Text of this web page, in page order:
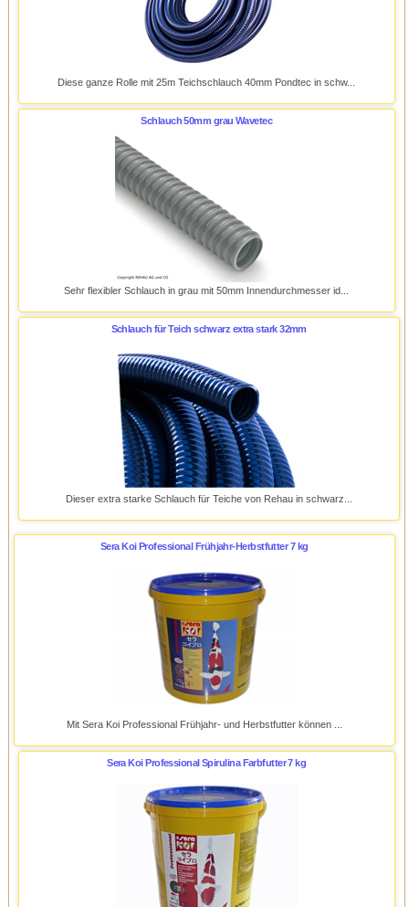
Diese ganze Rolle mit 25m Teichschlauch 40mm Pondtec in schw...
Schlauch 50mm grau Wavetec
Sehr flexibler Schlauch in grau mit 50mm Innendurchmesser id...
Schlauch für Teich schwarz extra stark 32mm
Dieser extra starke Schlauch für Teiche von Rehau in schwarz...
Sera Koi Professional Frühjahr-Herbstfutter 7 kg
Mit Sera Koi Professional Frühjahr- und Herbstfutter können ...
Sera Koi Professional Spirulina Farbfutter 7 kg